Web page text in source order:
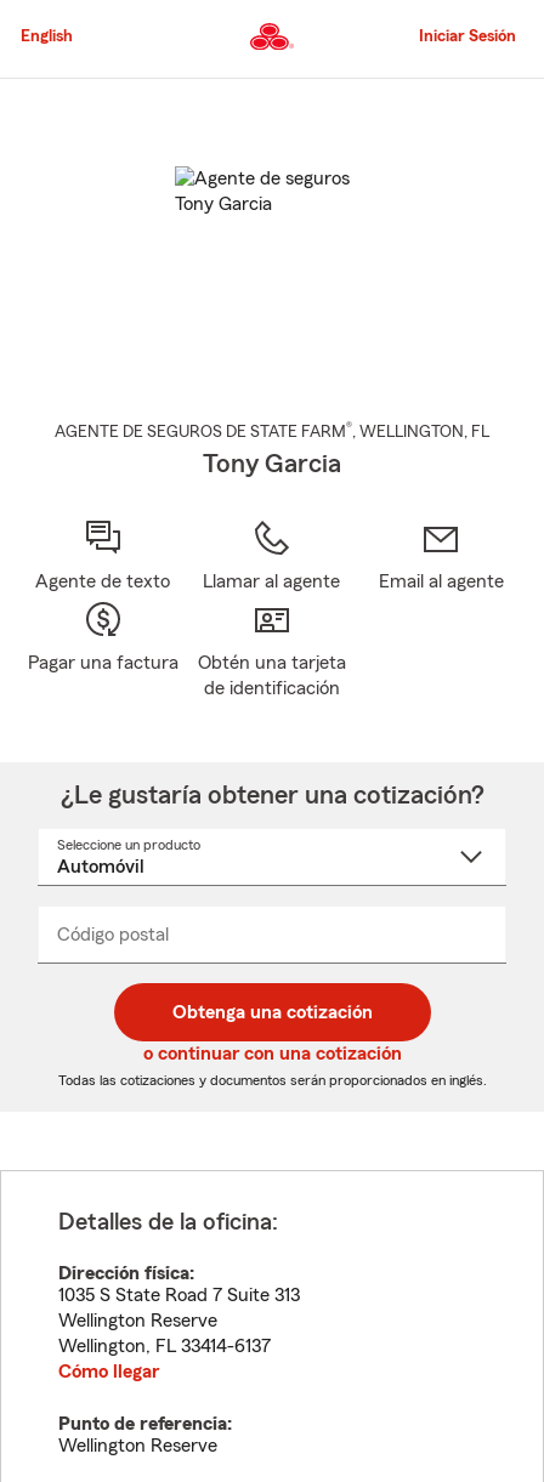
al
principal
English Iniciar Sesión
AGENTE DE SEGUROS DE STATE FARM®, WELLINGTON , FL
Tony Garcia
Agente de texto Llamar al agente Email al agente
Pagar una factura
Obtén una tarjeta
de identificación
¿Le gustaría obtener una cotización?
Seleccione un producto
desplegable
Código postal
de
5
dígitos
de
5
dígitos
_____
Obtenga una cotización
o continuar con una cotización
Todas las cotizaciones y documentos serán proporcionados en inglés.
Detalles de la oficina:
Dirección física:
1035 S State Road 7 Suite 313
Wellington Reserve
Wellington, FL 33414-6137
Cómo llegar
Punto de referencia:
Wellington Reserve